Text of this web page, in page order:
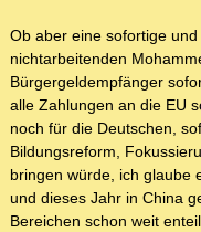
Ob aber eine sofortige
nichtarbeitenden
Bürgergeldempfänger
alle Zahlungen an die EU
noch für die Deutschen,
Bildungsreform,
bringen würde, ich glaube
und dieses Jahr in China
Bereichen schon weit